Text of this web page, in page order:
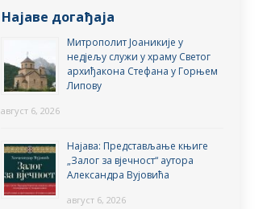
Најаве догађаја
Митрополит Јоаникије у
недјељу служи у храму Светог
архиђакона Стефана у Горњем
Липову
август 6, 2026
Најава: Представљање књиге
„Залог за вјечност“ аутора
Александра Вујовића
август 6, 2026